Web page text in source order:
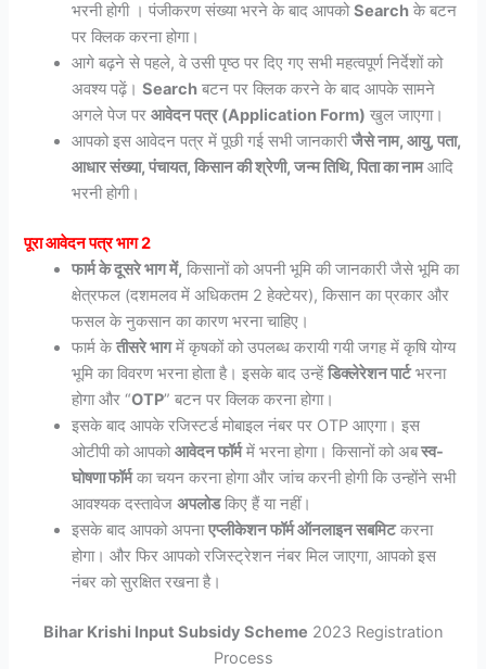
भरनी होगी । पंजीकरण संख्या भरने के बाद आपकोSearch के बटन
पर क्लिक करना होगा।
आगे बढ़ने से पहले, वे उसी पृष्ठ पर दिए गए सभी महत्वपूर्ण निर्देशों को
अवश्य पढ़ें।Search बटन पर क्लिक करने के बाद आपके सामने
अगले पेज परआवेदन पत्र (Application Form) खुल जाएगा।
आपको इस आवेदन पत्र में पूछी गई सभी जानकारीजैसे नाम, आयु, पता,
आधार संख्या, पंचायत, किसान की श्रेणी, जन्म तिथि, पिता का नामआदि
भरनी होगी।
पूरा आवेदन पत्र भाग 2
फार्म के दूसरे भाग में, किसानों को अपनी भूमि की जानकारी जैसे भूमि का
क्षेत्रफल (दशमलव में अधिकतम 2 हेक्टेयर), किसान का प्रकार और
फसल के नुकसान का कारण भरना चाहिए।
फार्म केतीसरे भागमें कृषकों को उपलब्ध करायी गयी जगह में कृषि योग्य
भूमि का विवरण भरना होता है। इसके बाद उन्हेंडिक्लेरेशन पार्टभरना
होगा और “OTP” बटन पर क्लिक करना होगा।
इसके बाद आपके रजिस्टर्ड मोबाइल नंबर पर OTP आएगा। इस
ओटीपी को आपकोआवेदन फॉर्ममें भरना होगा। किसानों को अबस्व-
घोषणा फॉर्मका चयन करना होगा और जांच करनी होगी कि उन्होंने सभी
आवश्यक दस्तावेजअपलोडकिए हैं या नहीं।
इसके बाद आपको अपनाएप्लीकेशन फॉर्म ऑनलाइन सबमिटकरना
होगा। और फिर आपको रजिस्ट्रेशन नंबर मिल जाएगा, आपको इस
नंबर को सुरक्षित रखना है।
Bihar Krishi Input Subsidy Scheme 2023 Registration
Process